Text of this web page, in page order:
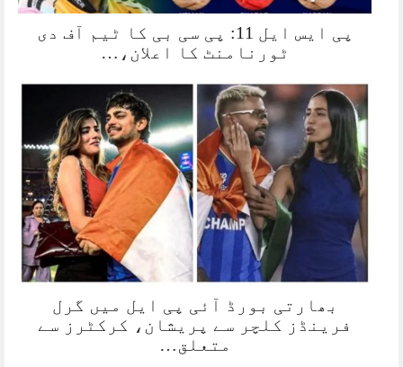
پی ایس ایل 11: پی سی بی کا ٹیم آف دی
ٹورنامنٹ کا اعلان،…
بھارتی بورڈ آئی پی ایل میں گرل
فرینڈز کلچر سے پریشان، کرکٹرز سے
متعلق…